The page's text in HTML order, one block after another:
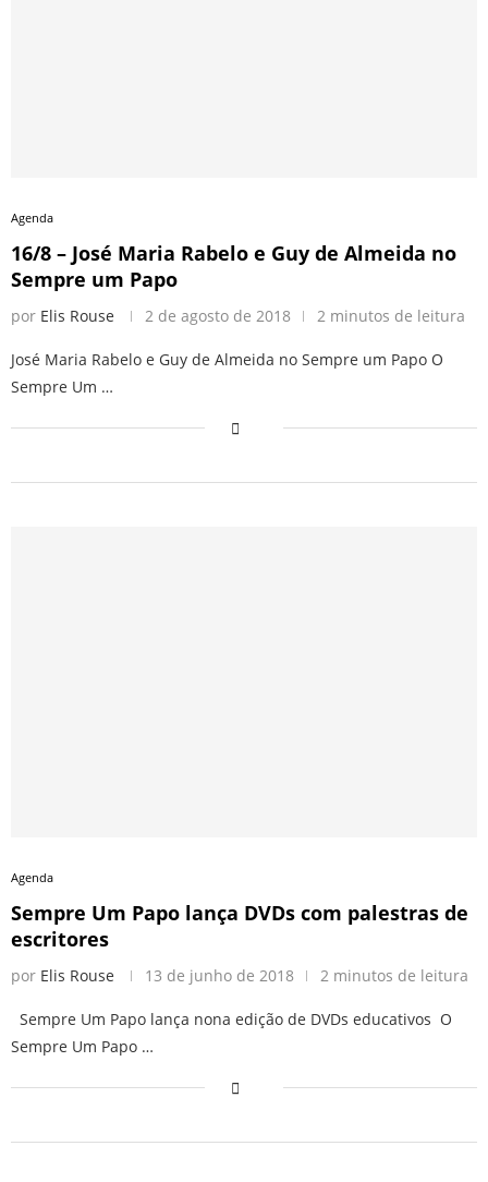
Agenda
16/8 – José Maria Rabelo e Guy de Almeida no
Sempre um Papo
por Elis Rouse 2 de agosto de 2018 2 minutos de leitura
José Maria Rabelo e Guy de Almeida no Sempre um Papo O
Sempre Um …
Agenda
Sempre Um Papo lança DVDs com palestras de
escritores
por Elis Rouse 13 de junho de 2018 2 minutos de leitura
Sempre Um Papo lança nona edição de DVDs educativos O
Sempre Um Papo …